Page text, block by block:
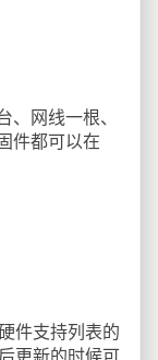
、网线一根、
件都可以在
件支持列表的
更新的时候可